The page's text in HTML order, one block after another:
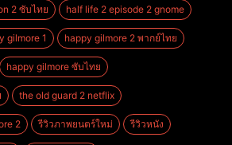
2 ซับไทย half life 2 episode 2 gnome
gilmore 1 happy gilmore 2 พากย์ไทย
happy gilmore ซับไทย
the old guard 2 netflix
2 รีวิวภาพยนตร์ใหม่ รีวิวหนัง